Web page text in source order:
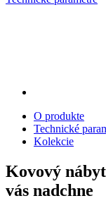
O produkte
Technické
Kolekcie
Kovový
vás nadchne